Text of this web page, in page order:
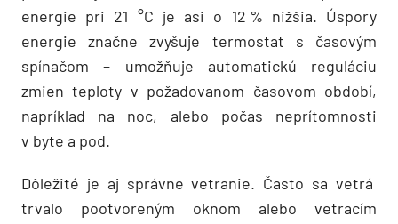
energie pri 21 °C je asi o 12 % nižšia. Úspory
energie značne zvyšuje termostat s časovým
spínačom – umožňuje automatickú reguláciu
zmien teploty v požadovanom časovom období,
napríklad na noc, alebo počas neprítomnosti
v byte a pod.
Dôležité je aj správne vetranie. Často sa vetrá
trvalo pootvoreným oknom alebo vetracím